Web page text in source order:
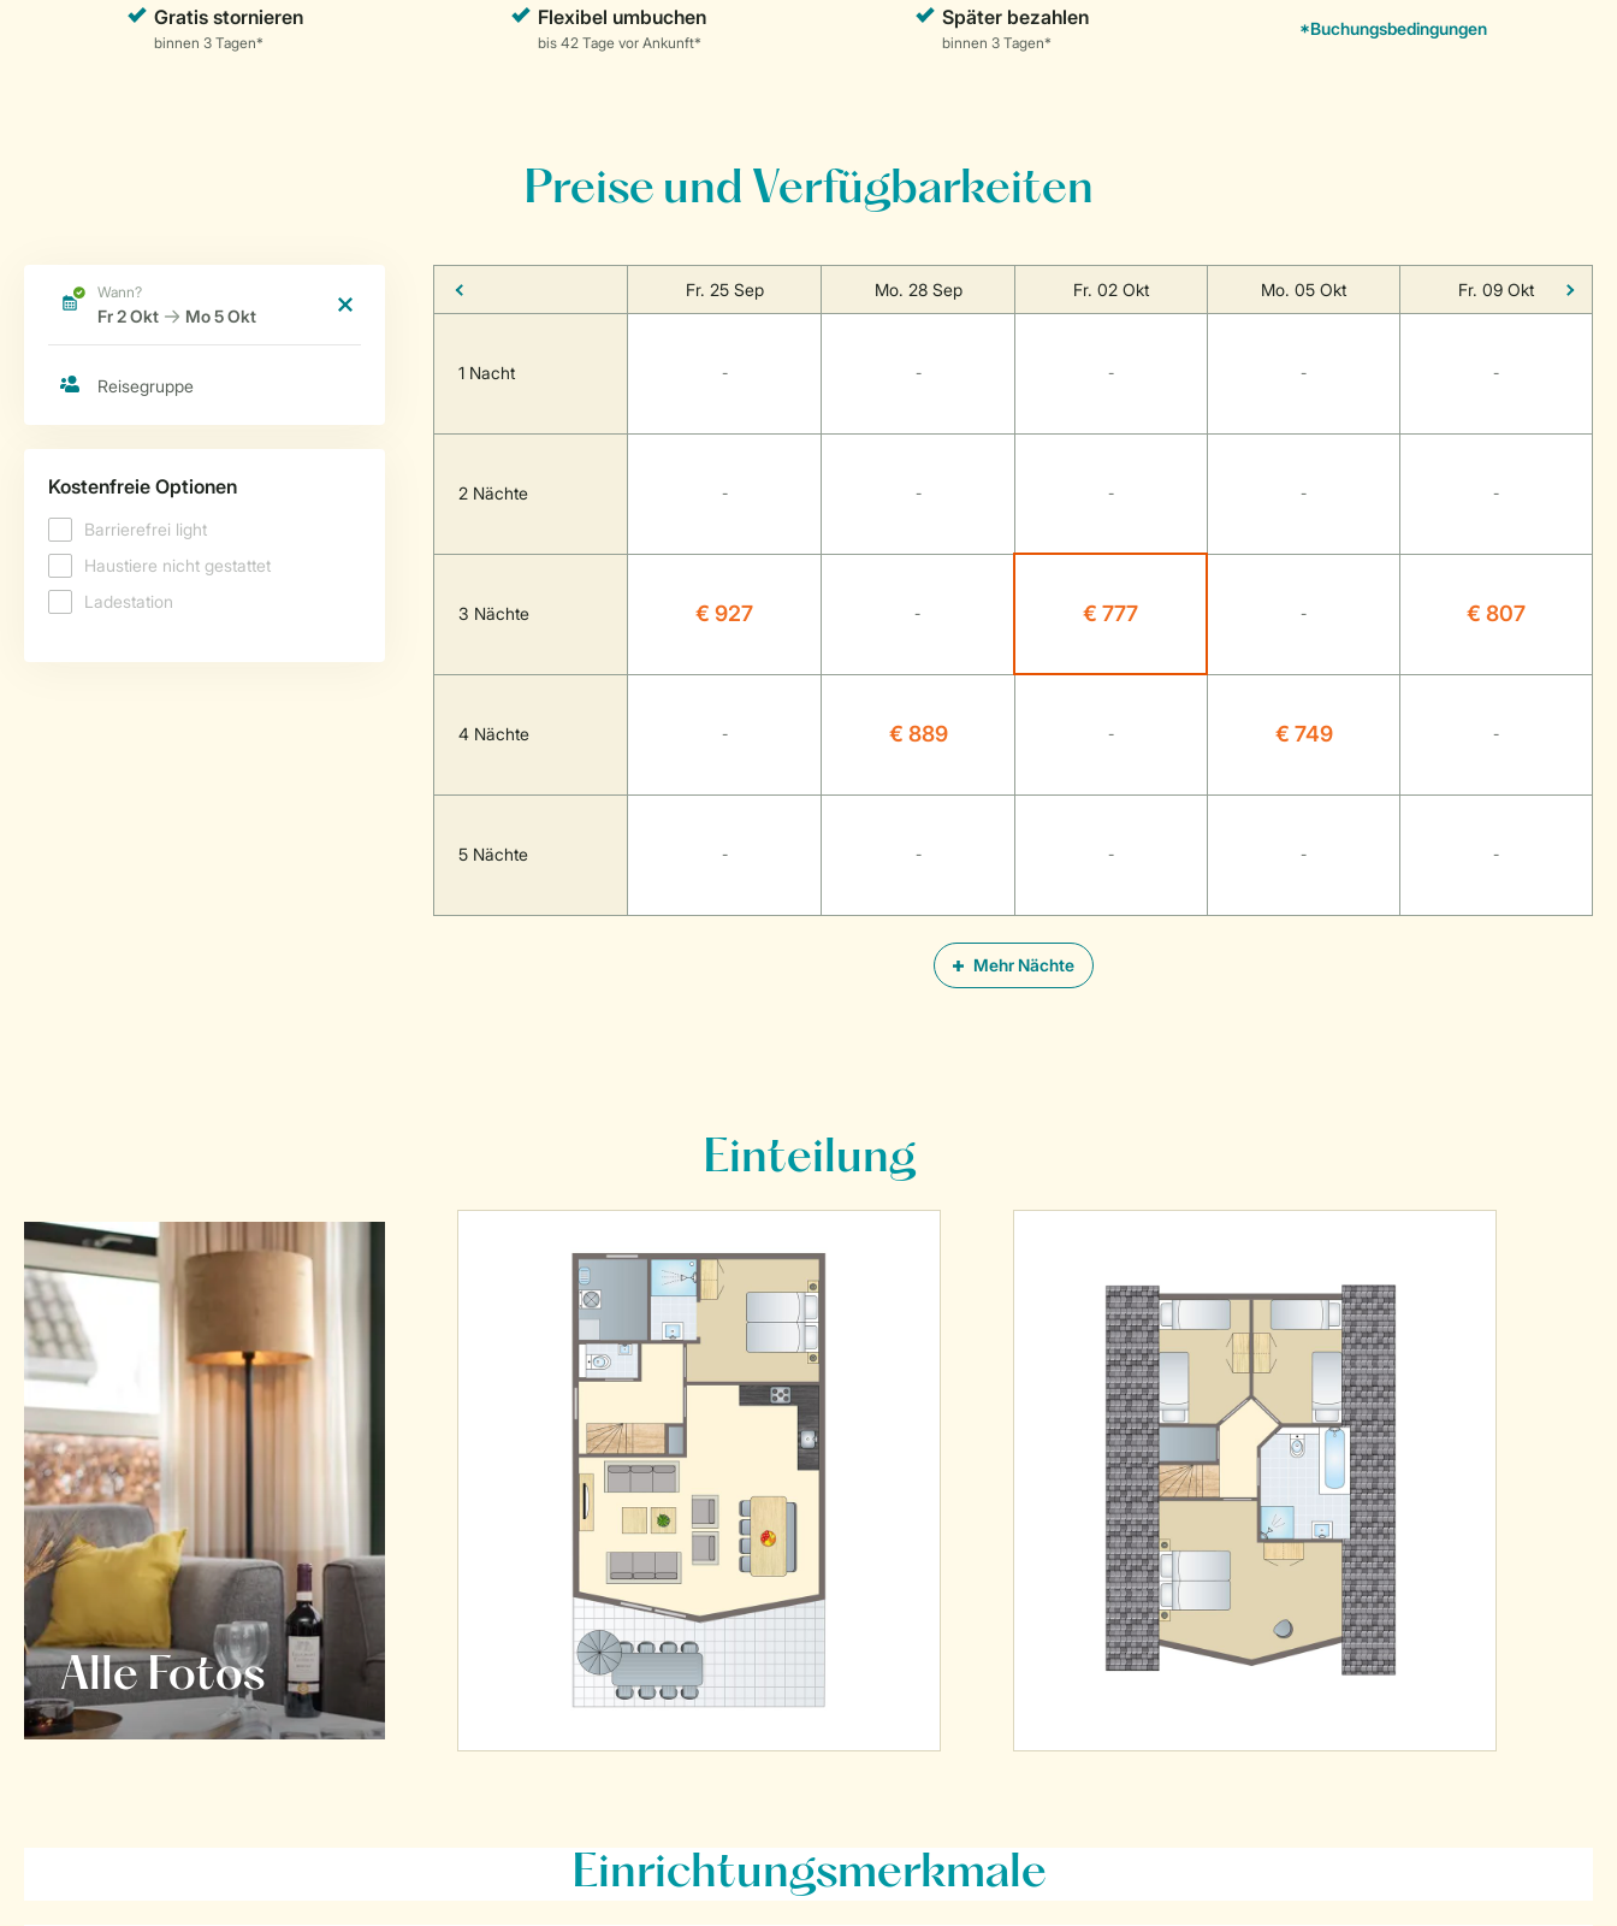
Preise und Verfügbarkeiten
Mehr Nächte
Fr. 25 Sep Mo. 28 Sep Fr. 02 Okt Mo. 05 Okt Fr. 09 Okt
1 Nacht - - - - -
2 Nächte - - - - -
3 Nächte € 927 - € 777 - € 807
4 Nächte - € 889 - € 749 -
5 Nächte - - - - -
Einteilung
Alle Fotos
Einrichtungsmerkmale